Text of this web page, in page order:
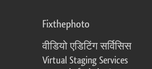
Fixthephoto
वीडियो एडिटिंग सर्विसिस
Virtual Staging Services